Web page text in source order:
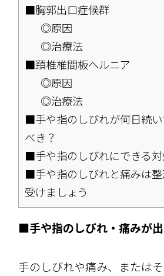
■胸郭出口症候群
◎原因
◎治療法
■頚椎椎間板ヘルニア
◎原因
◎治療法
■手や指のしびれが何日続い
べき？
■手や指のしびれにできる
■手や指のしびれと痛みは
受けましょう
■手や指のしびれ・痛みが
手のしびれや痛み、または